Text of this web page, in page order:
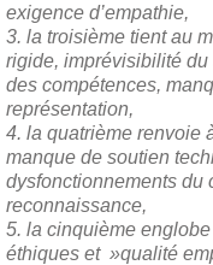
exigence d’empathie,
3. la troisième tient au
rigide, imprévisibilité
des compétences,
représentation,
4. la quatrième renvoie
manque de soutien
dysfonctionnements du
reconnaissance,
5. la cinquième
éthiques et »qualité